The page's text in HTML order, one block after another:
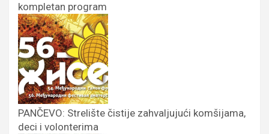
kompletan program
PANČEVO: Strelište čistije zahvaljujući komšijama,
deci i volonterima